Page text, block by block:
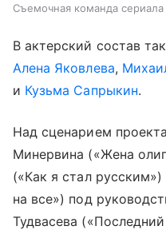
Съемочная команда
В актерский состав
Алена Яковлева,
и Кузьма Сапрыкин.
Над сценарием
Минервина («Жена
(«Как я стал
на все») под
Тудвасева